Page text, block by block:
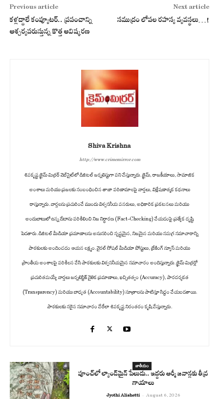
Previous article
కళ్లద్దాలే కంప్యూటర్.. ప్రపంచాన్ని
ఆశ్చర్యపరుస్తున్న కొత్త ఆవిష్కరణ
Next article
సముద్రం లోపల రహస్య వ్యవస్థలు…!
Shiva Krishna
http://www.crimemirror.com
శివకృష్ణ క్రైమ్ మిర్రర్ వెబ్‌సైట్‌లో డిజిటల్ జర్నలిస్టుగా పని చేస్తున్నారు. క్రైమ్, రాజకీయాలు, సామాజిక
అంశాలు మరియు ప్రజలకు సంబంధించిన తాజా పరిణామాలపై వార్తలు, విశ్లేషణాత్మక కథనాలు
రాస్తున్నారు. వార్తలను ప్రచురించే ముందు విశ్వసనీయ వనరులు, అధికారిక ప్రకటనలు మరియు
అందుబాటులో ఉన్న డేటాను పరిశీలించి నిజ నిర్ధారణ (Fact-Checking) చేయడంపై ప్రత్యేక దృష్టి
పెడతారు. డిజిటల్ మీడియా ప్రమాణాలను అనుసరించి స్పష్టమైన, నిజమైన మరియు సమగ్ర సమాచారాన్ని
పాఠకులకు అందించడం ఆయన లక్ష్యం. వైరల్ సోషల్ మీడియా పోస్టులు, బ్రేకింగ్ న్యూస్ మరియు
ప్రాంతీయ అంశాలపై పరిశీలన చేసి పాఠకులకు విశ్వసనీయమైన సమాచారం అందిస్తున్నారు. క్రైమ్ మిర్రర్లో
ప్రచురితమయ్యే వార్తలు జర్నలిస్టిక్ నైతిక ప్రమాణాలు, ఖచ్చితత్వం (Accuracy), పారదర్శకత
(Transparency) మరియు బాధ్యత (Accountability) సూత్రాలను పాటిస్తూ సిద్ధం చేయబడతాయి.
పాఠకులకు సరైన సమాచారం చేరేలా శివకృష్ణ నిరంతరం కృషి చేస్తున్నారు.
జాతీయం
పూంచ్‌లో ల్యాండ్‌మైన్ పేలుడు.. ఇద్దరు ఆర్మీ జవాన్లకు తీవ్ర
గాయాలు
Jyothi Alishetti - August 6, 2026